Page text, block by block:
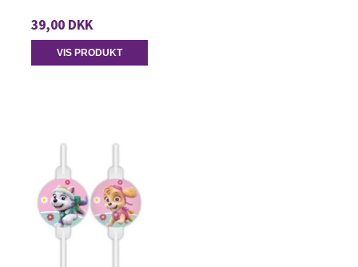
39,00 DKK
VIS PRODUKT